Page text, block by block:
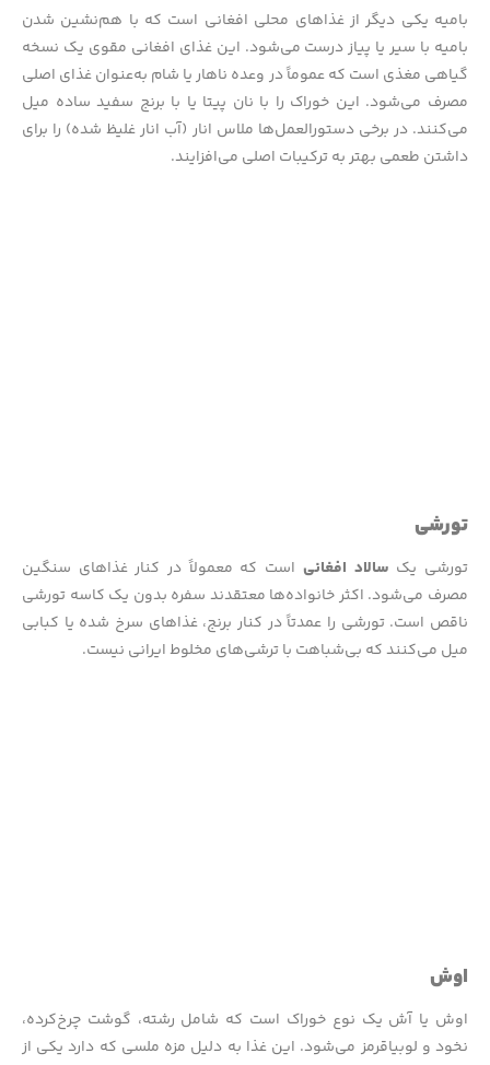
بامیه یکی دیگر از غذاهای محلی افغانی است که با هم‌نشین شدن
بامیه با سیر یا پیاز درست می‌شود. این غذای افغانی مقوی یک نسخه
گیاهی مغذی است که عموماً در وعده ناهار یا شام به‌عنوان غذای اصلی
مصرف می‌شود. این خوراک را با نان پیتا یا با برنج سفید ساده میل
می‌کنند. در برخی دستورالعمل‌ها ملاس انار (آب انار غلیظ شده) را برای
داشتن طعمی بهتر به ترکیبات اصلی می‌افزایند.
تورشی
تورشی یک سالاد افغانی است که معمولاً در کنار غذاهای سنگین
مصرف می‌شود. اکثر خانواده‌ها معتقدند سفره بدون یک کاسه تورشی
ناقص است. تورشی را عمدتاً در کنار برنج، غذاهای سرخ شده یا کبابی
میل می‌کنند که بی‌شباهت با ترشی‌های مخلوط ایرانی نیست.
اوش
اوش یا آش یک نوع خوراک است که شامل رشته، گوشت چرخ‌کرده،
نخود و لوبیاقرمز می‌شود. این غذا به دلیل مزه ملسی که دارد یکی از